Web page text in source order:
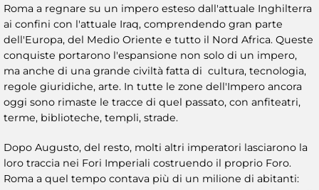
Roma a regnare su un impero esteso dall'attuale Inghilterra
ai confini con l'attuale Iraq, comprendendo gran parte
dell'Europa, del Medio Oriente e tutto il Nord Africa. Queste
conquiste portarono l'espansione non solo di un impero,
ma anche di una grande civiltà fatta di cultura, tecnologia,
regole giuridiche, arte. In tutte le zone dell'Impero ancora
oggi sono rimaste le tracce di quel passato, con anfiteatri,
terme, biblioteche, templi, strade.
Dopo Augusto, del resto, molti altri imperatori lasciarono la
loro traccia nei Fori Imperiali costruendo il proprio Foro.
Roma a quel tempo contava più di un milione di abitanti: